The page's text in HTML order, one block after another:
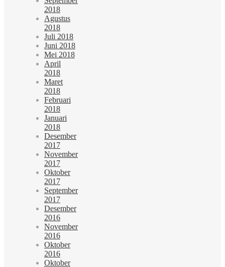
2018
Agustus
2018
Juli 2018
Juni 2018
Mei 2018
April
2018
Maret
2018
Februari
2018
Januari
2018
Desember
2017
November
2017
Oktober
2017
September
2017
Desember
2016
November
2016
Oktober
2016
Oktober